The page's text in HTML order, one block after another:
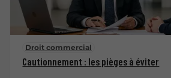
Droit commercial
Cautionnement : les pièges à éviter